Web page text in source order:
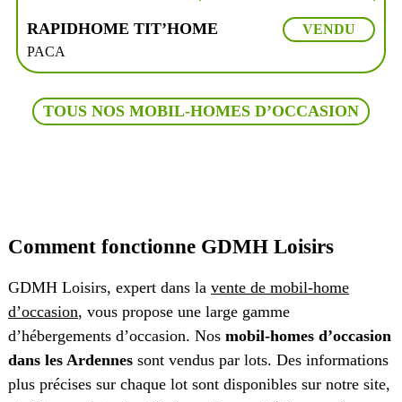
RAPIDHOME TIT’HOME
PACA
VENDU
TOUS NOS MOBIL-HOMES D’OCCASION
Comment fonctionne GDMH Loisirs
GDMH Loisirs, expert dans la vente de mobil-home
d’occasion, vous propose une large gamme
d’hébergements d’occasion. Nos mobil-homes d’occasion
dans les Ardennes sont vendus par lots. Des informations
plus précises sur chaque lot sont disponibles sur notre site,